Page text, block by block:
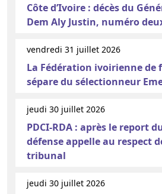
Côte d’Ivoire : décès du
Dem Aly Justin, numéro
vendredi 31 juillet 2026
La Fédération ivoirienne de
sépare du sélectionneur
jeudi 30 juillet 2026
PDCI-RDA : après le report
défense appelle au respect
tribunal
jeudi 30 juillet 2026